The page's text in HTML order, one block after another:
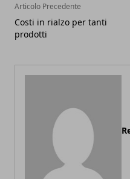
Articolo Precedente
Costi in rialzo per tanti
prodotti